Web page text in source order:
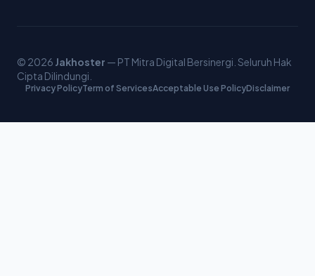
© 2026 Jakhoster — PT Mitra Digital Bersinergi. Seluruh Hak
Cipta Dilindungi.
Privacy PolicyTerm of ServicesAcceptable Use PolicyDisclaimer